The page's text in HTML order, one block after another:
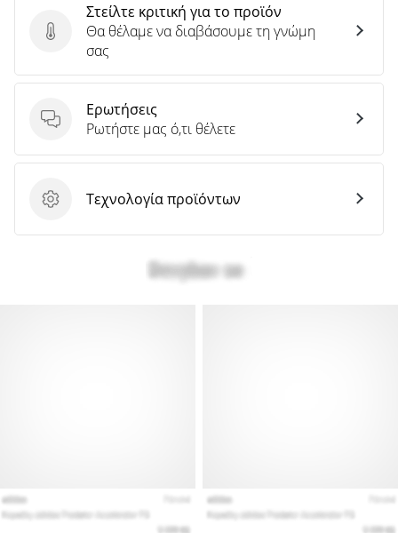
Στείλτε κριτική για το προϊόν
Στείλτε κριτική για το προϊόν
Θα θέλαμε να διαβάσουμε τη γνώμη
σας
Ερωτήσεις
Ερωτήσεις
Ρωτήστε μας ό,τι θέλετε
Τεχνολογία προϊόντων
Τεχνολογία προϊόντων